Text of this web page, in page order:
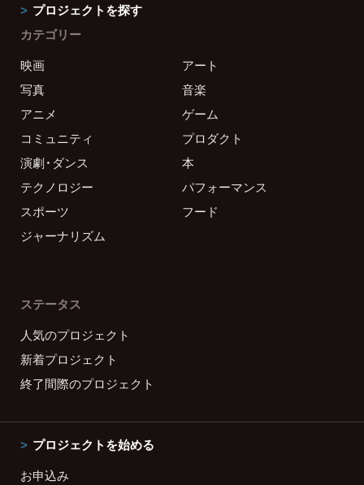
プロジェクトを探す
カテゴリー
映画
アート
写真
音楽
アニメ
ゲーム
コミュニティ
プロダクト
演劇・ダンス
本
テクノロジー
パフォーマンス
スポーツ
フード
ジャーナリズム
ステータス
人気のプロジェクト
新着プロジェクト
終了間際のプロジェクト
プロジェクトを始める
お申込み